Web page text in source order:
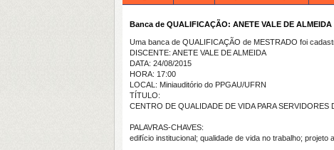
Banca de QUALIFICAÇÃO: ANETE VALE DE ALMEIDA
Uma banca de QUALIFICAÇÃO de MESTRADO foi
DISCENTE: ANETE VALE DE ALMEIDA
DATA: 24/08/2015
HORA: 17:00
LOCAL: Miniauditório do PPGAU/UFRN
TÍTULO:
CENTRO DE QUALIDADE DE VIDA PARA
PALAVRAS-CHAVES:
edifício institucional; qualidade de vida no trabalho; projeto